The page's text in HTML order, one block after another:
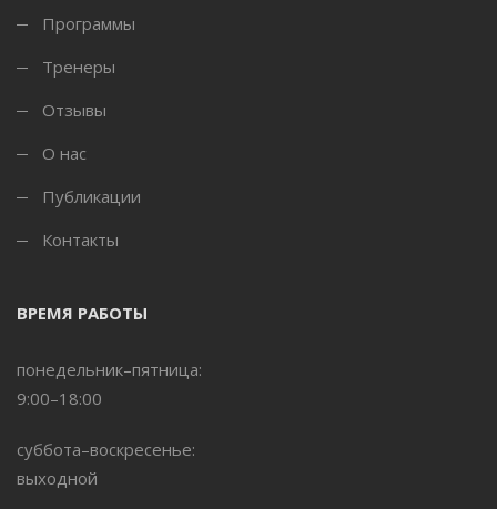
Программы
Тренеры
Отзывы
О нас
Публикации
Контакты
ВРЕМЯ РАБОТЫ
понедельник–пятница:
9:00–18:00
суббота–воскресенье:
выходной